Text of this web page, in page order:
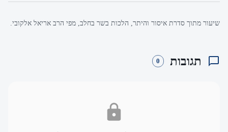
שיעור מתוך סדרת איסור והיתר, הלכות בשר בחלב, מפי הרב אריאל אלקובי.
תגובות 0